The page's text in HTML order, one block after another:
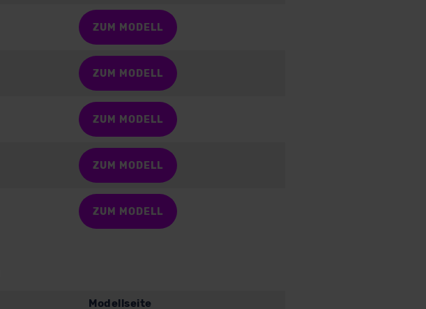
ZUM MODELL
ZUM MODELL
ZUM MODELL
ZUM MODELL
ZUM MODELL
Modellseite